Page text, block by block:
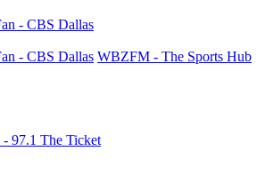
- CBS Dallas
- CBS Dallas WBZFM - The Sports Hub
97.1 The Ticket